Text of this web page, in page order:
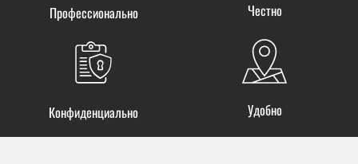
Профессионально Честно
Конфиденциально Удобно